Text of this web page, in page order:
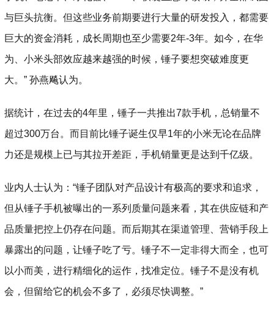
与巨头抗衡。但这些业务前期要进行大量的研发投入，都需要
巨大的资金消耗，成长周期也至少需要2年-3年。如今，在华
为、小米头部效应越来越强的时候，锤子要想突破难度更
大。” 孙燕飚认为。
据统计，在过去的4年里，锤子一共推出7款手机，总销量不
超过300万台。而目前比锤子诞生仅早1年的小米无论在品牌
力还是规模上已与其拉开差距，手机销量更是达到千亿级。
业内人士认为：“锤子团队对产品设计有极高的要求和追求，
但从锤子手机被曝出的一系列质量问题来看，其在供应链和产
品质量把控上仍存在问题。而后期其在渠道管理、营销手段上
暴露出的问题，让锤子吃了亏。锤子不一定非得大而全，也可
以小而美，进行精细化的运作，找准定位。锤子不是没有机
会，但留给它的机会不多了，必须尽快调整。”